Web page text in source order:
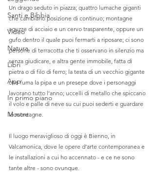
Santi e Bibbia
Video
Natura
Libri
App
In primo piano
Mostre
Un drago seduto in piazza; quattro lumache giganti
che cambiano posizione di continuo; montagne
aguzze di acciaio e un cervo trasparente, oppure un
gufo dentro il quale puoi fermarti a riposare; ci sono
persone di terracotta che ti osservano in silenzio ma
senza giudicare, e altra gente immobile, fatta di
pietra o di filo di ferro; la testa di un vecchio gigante
che fuma la pipa e un presepe dove i personaggi
lavorano tutto l’anno; uccelli di metallo che spiccano
il volo e palle di neve su cui puoi sederti e guardare
le montagne.
Il luogo meraviglioso di oggi è Bienno, in
Valcamonica, dove le opere d’arte contemporanea e
le installazioni a cui ho accennato - e ce ne sono
tante altre - sono ovunque.